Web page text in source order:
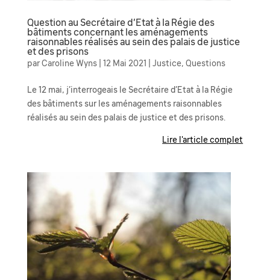
Question au Secrétaire d’Etat à la Régie des
bâtiments concernant les aménagements
raisonnables réalisés au sein des palais de justice
et des prisons
parCaroline Wyns| 12 Mai 2021 Justice, Questions
Le 12 mai, j’interrogeais le Secrétaire d’Etat à la Régie
des bâtiments sur les aménagements raisonnables
réalisés au sein des palais de justice et des prisons.
Lire l'article complet